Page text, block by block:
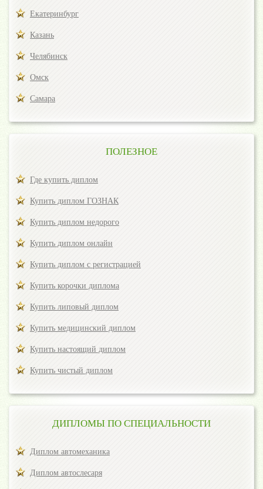
Екатеринбург
Казань
Челябинск
Омск
Самара
ПОЛЕЗНОЕ
Где купить диплом
Купить диплом ГОЗНАК
Купить диплом недорого
Купить диплом онлайн
Купить диплом с регистрацией
Купить корочки диплома
Купить липовый диплом
Купить медицинский диплом
Купить настоящий диплом
Купить чистый диплом
ДИПЛОМЫ ПО СПЕЦИАЛЬНОСТИ
Диплом автомеханика
Диплом автослесаря